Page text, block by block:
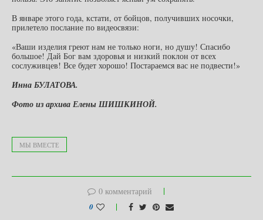
В январе этого года, кстати, от бойцов, получивших носочки,
прилетело послание по видеосвязи:
«Ваши изделия греют нам не только ноги, но душу! Спасибо
большое! Дай Бог вам здоровья и низкий поклон от всех
сослуживцев! Все будет хорошо! Постараемся вас не подвести!»
Инна БУЛАТОВА.
Фото из архива Елены ШИШКИНОЙ.
МЫ ВМЕСТЕ
0 комментарий
0